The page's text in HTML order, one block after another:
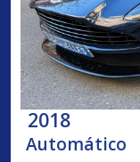
2018
Automático